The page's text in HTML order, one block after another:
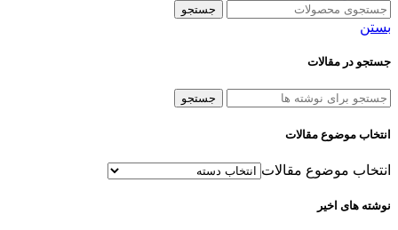
جستجو
بستن
جستجو در مقالات
جستجو
انتخاب موضوع مقالات
انتخاب موضوع مقالات
نوشته های اخیر